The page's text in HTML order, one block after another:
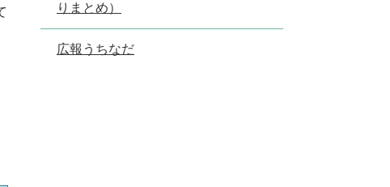
りまとめ）
広報うちなだ